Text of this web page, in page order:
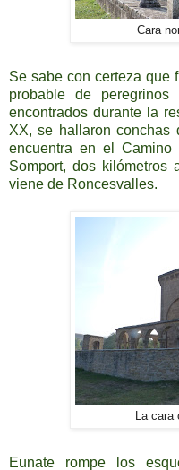
Cara
Se sabe con certeza que
probable de
encontrados durante la
XX, se hallaron
encuentra en el Camino
Somport, dos
viene de Roncesvalles.
La cara
Eunate rompe los